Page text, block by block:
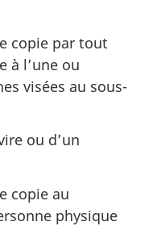
copie par tout
à l’une ou
visées au sous-
ou d’un
copie au
physique